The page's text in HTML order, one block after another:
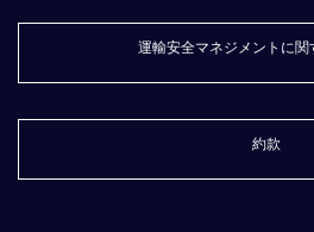
運輸安全マネジメントに関
約款